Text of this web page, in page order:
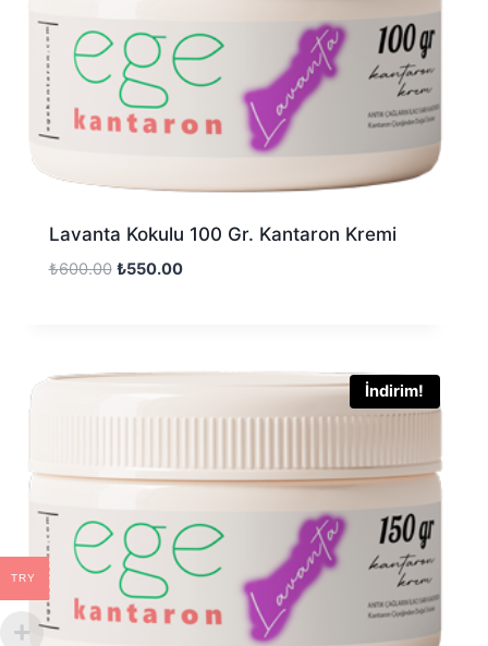
Lavanta Kokulu 100 Gr. Kantaron Kremi
₺600.00 ₺550.00
İndirim!
TRY